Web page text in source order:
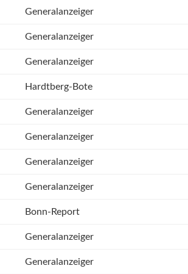
Generalanzeiger
Generalanzeiger
Generalanzeiger
Hardtberg-Bote
Generalanzeiger
Generalanzeiger
Generalanzeiger
Generalanzeiger
Bonn-Report
Generalanzeiger
Generalanzeiger